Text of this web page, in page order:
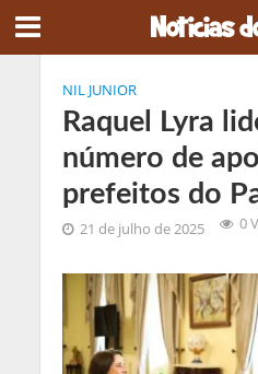
NIL JUNIOR
Raquel Lyra
número de
prefeitos do
21 de julho de 2025 0